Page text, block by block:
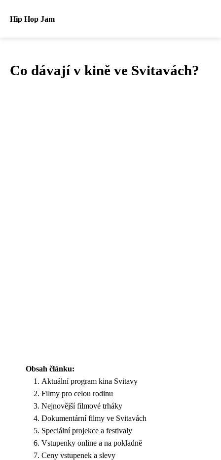
Hip Hop Jam
Co dávají v kině ve Svitavách?
Obsah článku:
Aktuální program kina Svitavy
Filmy pro celou rodinu
Nejnovější filmové trháky
Dokumentární filmy ve Svitavách
Speciální projekce a festivaly
Vstupenky online a na pokladně
Ceny vstupenek a slevy